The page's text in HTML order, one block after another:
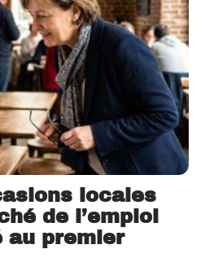
locales
de l’emploi
au premier